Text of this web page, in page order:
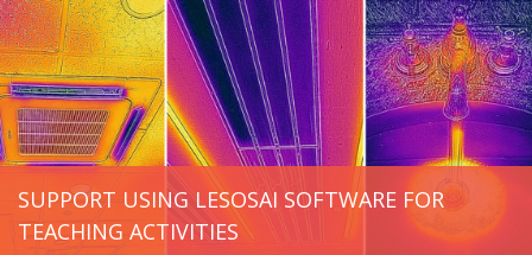
SUPPORT USING LESOSAI SOFTWARE FOR
TEACHING ACTIVITIES